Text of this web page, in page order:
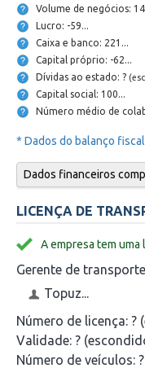
Volume de
Lucro: -59...
Caixa e banco: 221...
Capital próprio: -62...
Dívidas ao estado: ?
Capital social: 100...
* Dados do balanço
Dados financeiros
LICENÇA DE
A empresa tem
Gerente de
Topuz...
Número de licença: ?
Validade: ?
Número de veículos: